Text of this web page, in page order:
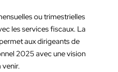
ou trimestrielles
les services fiscaux. La
aux dirigeants de
2025 avec une vision
venir.